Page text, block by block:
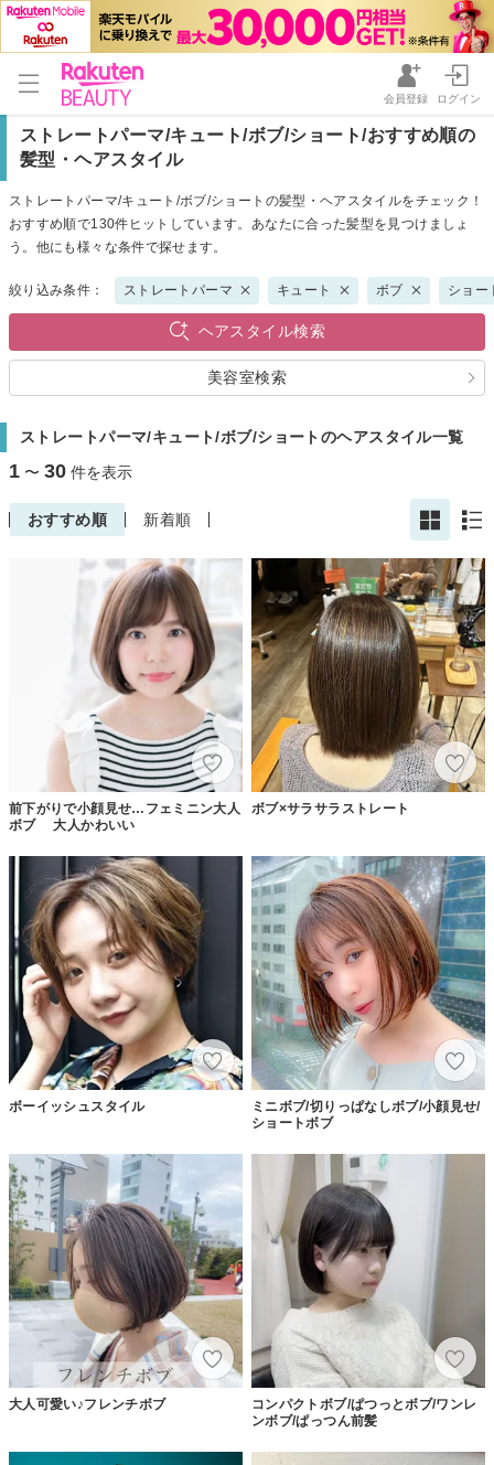
会員登録 ログイン
ストレートパーマ/キュート/ボブ/ショート/おすすめ順の
髪型・ヘアスタイル
ストレートパーマ/キュート/ボブ/ショートの髪型・ヘアスタイルをチェック！
おすすめ順で130件ヒットしています。あなたに合った髪型を見つけましょ
う。他にも様々な条件で探せます。
絞り込み条件： ストレートパーマ キュート ボブ ショー
ヘアスタイル検索
美容室検索
ストレートパーマ/キュート/ボブ/ショートのヘアスタイル一覧
1 〜 30 件を表示
おすすめ順 新着順
前下がりで小顔見せ…フェミニン大人
ボブ 大人かわいい
ボブ×サラサラストレート
ボーイッシュスタイル
ミニボブ/切りっぱなしボブ/小顔見せ/
ショートボブ
大人可愛い♪フレンチボブ
コンパクトボブ/ぱつっとボブ/ワンレ
ンボブ/ぱっつん前髪